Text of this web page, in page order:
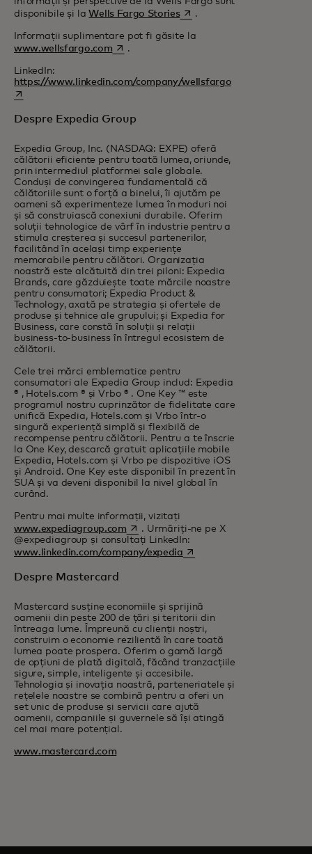
disponibile și laWells Fargo Storiesopens in a new tab
.
Informații suplimentare pot fi găsite la
www.wellsfargo.comopens in a new tab
.
LinkedIn:
https://www.linkedin.com/company/wellsfargoopens in a new
Despre Expedia Group
Expedia Group, Inc. (NASDAQ: EXPE) oferă
călătorii eficiente pentru toată lumea, oriunde,
prin intermediul platformei sale globale.
Conduși de convingerea fundamentală că
călătoriile sunt o forță a binelui, îi ajutăm pe
oameni să experimenteze lumea în moduri noi
și să construiască conexiuni durabile. Oferim
soluții tehnologice de vârf în industrie pentru a
stimula creșterea și succesul partenerilor,
facilitând în același timp experiențe
memorabile pentru călători. Organizația
noastră este alcătuită din trei piloni: Expedia
Brands, care găzduiește toate mărcile noastre
pentru consumatori; Expedia Product &
Technology, axată pe strategia și ofertele de
produse și tehnice ale grupului; și Expedia for
Business, care constă în soluții și relații
business-to-business în întregul ecosistem de
călătorii.
Cele trei mărci emblematice pentru
consumatori ale Expedia Group includ: Expedia
® , Hotels.com ® și Vrbo ® . One Key ™ este
programul nostru cuprinzător de fidelitate care
unifică Expedia, Hotels.com și Vrbo într-o
singură experiență simplă și flexibilă de
recompense pentru călătorii. Pentru a te înscrie
la One Key, descarcă gratuit aplicațiile mobile
Expedia, Hotels.com și Vrbo pe dispozitive iOS
și Android. One Key este disponibil în prezent în
SUA și va deveni disponibil la nivel global în
curând.
Pentru mai multe informații, vizitați
www.expediagroup.comopens in a new tab
. Urmăriți-ne pe X
@expediagroup și consultați LinkedIn:
www.linkedin.com/company/expediaopens in a new tab
Despre Mastercard
Mastercard susține economiile și sprijină
oamenii din peste 200 de țări și teritorii din
întreaga lume. Împreună cu clienții noștri,
construim o economie rezilientă în care toată
lumea poate prospera. Oferim o gamă largă
de opțiuni de plată digitală, făcând tranzacțiile
sigure, simple, inteligente și accesibile.
Tehnologia și inovația noastră, parteneriatele și
rețelele noastre se combină pentru a oferi un
set unic de produse și servicii care ajută
oamenii, companiile și guvernele să își atingă
cel mai mare potențial.
www.mastercard.com